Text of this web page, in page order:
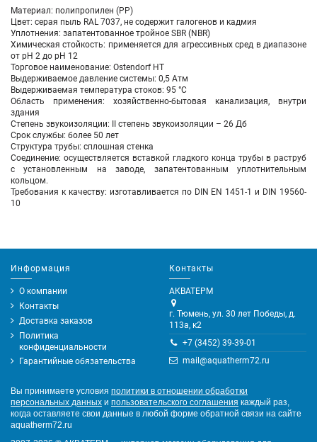
Материал: полипропилен (PP)
Цвет: серая пыль RAL 7037, не содержит галогенов и кадмия
Уплотнения: запатентованное тройное SBR (NBR)
Химическая стойкость: применяется для агрессивных сред в диапазоне
от pH 2 до pH 12
Торговое наименование: Ostendorf HT
Выдерживаемое давление системы: 0,5 Атм
Выдерживаемая температура стоков: 95 °C
Область применения: хозяйственно-бытовая канализация, внутри
здания
Степень звукоизоляции: II степень звукоизоляции – 26 Дб
Срок службы: более 50 лет
Структура трубы: сплошная стенка
Соединение: осуществляется вставкой гладкого конца трубы в раструб
с установленным на заводе, запатентованным уплотнительным
кольцом.
Требования к качеству: изготавливается по DIN EN 1451-1 и DIN 19560-
10
Информация
О компании
Контакты
Доставка заказов
Политика
конфиденциальности
Гарантийные обязательства
Контакты
АКВАТЕРМ
г. Тюмень, ул. 30 лет Победы, д.
113а, к2
+7 (3452) 39-39-01
mail@aquatherm72.ru
Вы принимаете условия политики в отношении обработки
персональных данных и пользовательского соглашения каждый раз,
когда оставляете свои данные в любой форме обратной связи на сайте
aquatherm72.ru